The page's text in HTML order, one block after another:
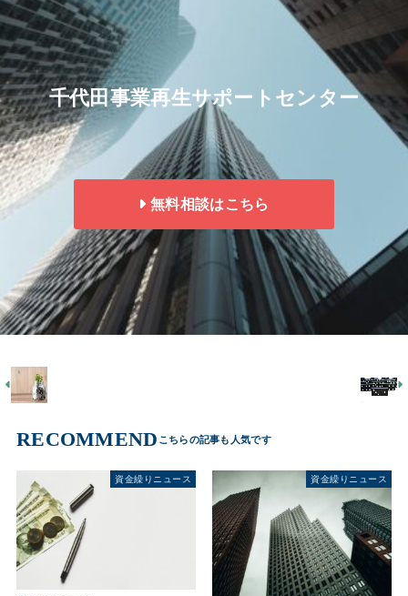
千代田事業再生サポートセンター
無料相談はこちら
RECOMMEND
資金繰りニュース 資金繰りニュース